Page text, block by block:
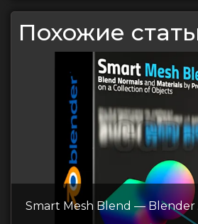
Похожие
Smart Mesh Blend — Blender